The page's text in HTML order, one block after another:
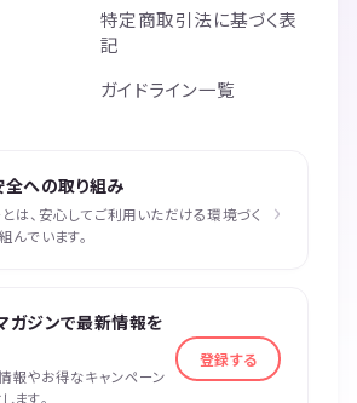
特定商取引法に基づく表
記
ガイドライン一覧
全への取り組み
は、安心してご利用いただける環境づく
んでいます。
›
ガジンで最新情報を
報やお得なキャンペーン
ます。
登録する